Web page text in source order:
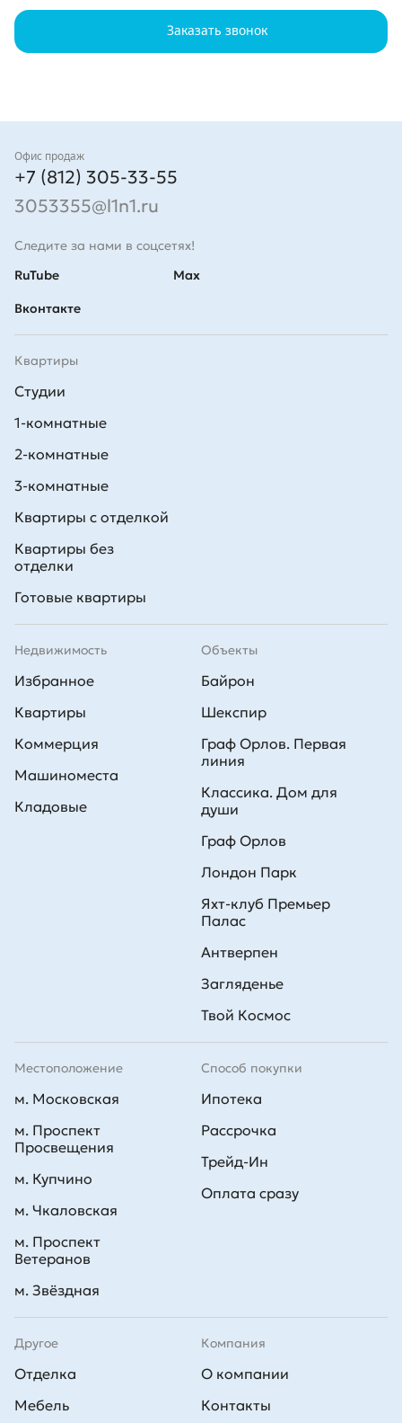
Заказать звонок
Контакты
Офис продаж
+7 (812) 305-33-55
3053355@l1n1.ru
Следите за нами в соцсетях!
RuTube
Вконтакте
Max
Квартиры
Студии
1-комнатные
2-комнатные
3-комнатные
Квартиры с отделкой
Квартиры без
отделки
Готовые квартиры
Недвижимость
Избранное
Квартиры
Коммерция
Машиноместа
Кладовые
Способ покупки
Ипотека
Рассрочка
Трейд-Ин
Оплата сразу
Объекты
Байрон
Шекспир
Граф Орлов. Первая
линия
Классика. Дом для
души
Граф Орлов
Лондон Парк
Яхт-клуб Премьер
Палас
Антверпен
Загляденье
Твой Космос
Другое
Отделка
Мебель
Компания
О компании
Контакты
Местоположение
м. Московская
м. Проспект
Просвещения
м. Купчино
м. Чкаловская
м. Проспект
Ветеранов
м. Звёздная